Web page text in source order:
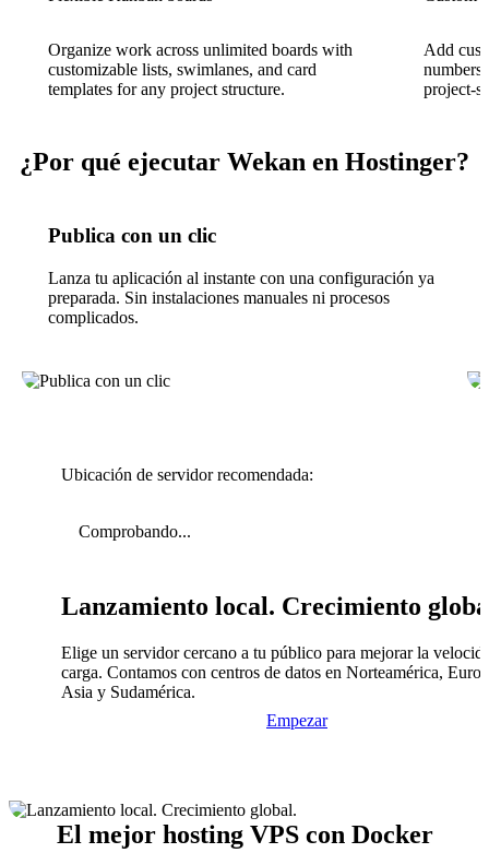
Organize work across unlimited boards with
customizable lists, swimlanes, and card
templates for any project structure.
Add
project-
¿Por qué ejecutar Wekan en Hostinger?
Publica con un clic
Lanza tu aplicación al instante con una configuración ya
preparada. Sin instalaciones manuales ni procesos
complicados.
Ubicación de servidor recomendada:
Comprobando...
Lanzamiento local. Crecimiento
Elige un servidor cercano a tu público para mejorar la
carga. Contamos con centros de datos en Norteamérica,
Asia y Sudamérica.
Empezar
El mejor hosting VPS con Docker